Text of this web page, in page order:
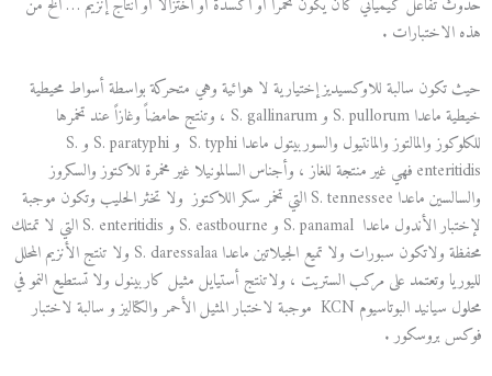
حدوث تفاعل كيميائي كأن يكون تخمراً أو اكسدة أو اختزالاً أو انتاج إنزيم … الخ من
هذه الاختبارات .
حيث تكون سالبة للاوكسيديز إختيارية لا هوائية وهي متحركة بواسطة أسواط محيطية
خيطية ماعدا S. pullorum و S. gallinarum ، وتنتج حامضاً وغازاً عند تخمرها
للكلوكوز والمالتوز والمانتيول والسوربيتول ماعدا S. typhi و S. paratyphi و S.
enteritidis فهي غير منتجة للغاز ، وأجناس السالمونيلا غير مخمرة للاكتوز والسكروز
والسالسين ماعدا S. tennessee التي تخمر سكر اللاكتوز ولا تخثر الحليب وتكون موجبة
لإختبار الأندول ماعدا S. panamal و S. eastbourne و S. enteritidis التي لا تمتلك
محفظة ولاتكون سبورات ولا تميع الجيلاتين ماعدا S. daressalaa ولا تنتج الأنزيم المحلل
لليوريا وتعتمد على مركب الستريت ، ولاتنتج أستيايل مثيل كاربينول ولا تستطيع النمو في
محلول سيانيد البوتاسيوم KCN موجبة لاختبار المثيل الأحمر والكتاليز و سالبة لاختبار
فوكس بروسكور .